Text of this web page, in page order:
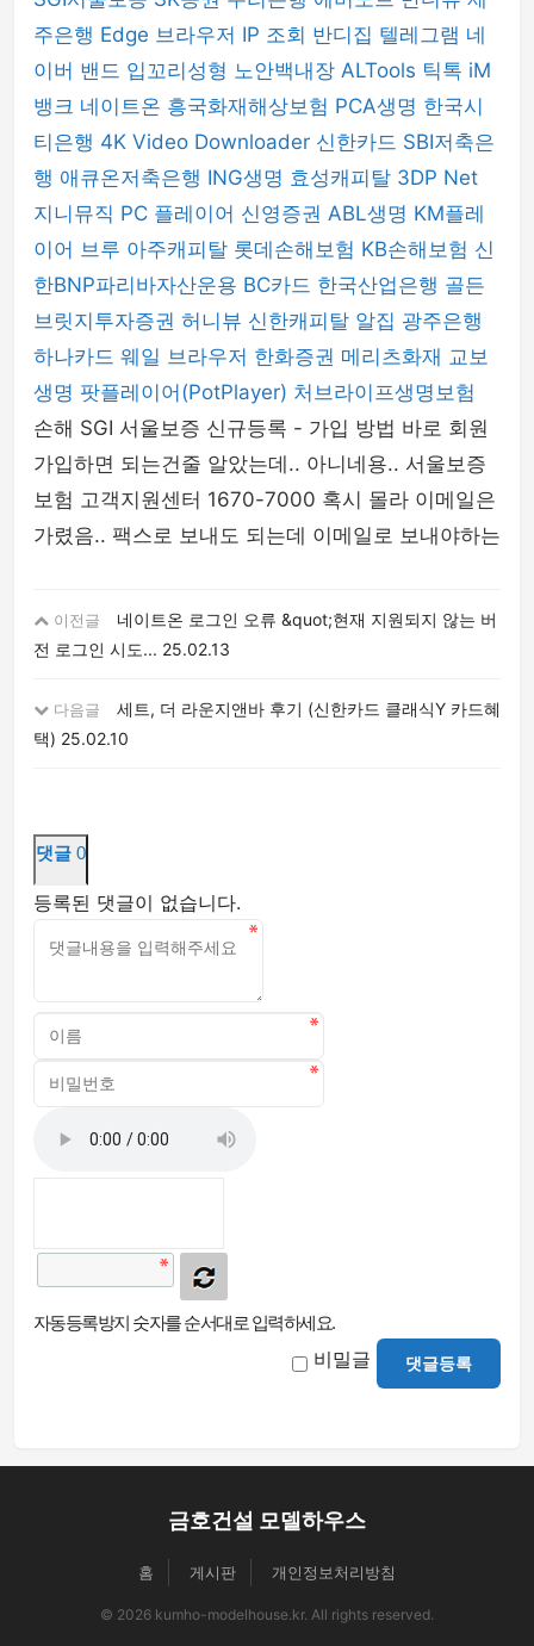
주은행 Edge 브라우저 IP 조회 반디집 텔레그램 네
이버 밴드 입꼬리성형 노안백내장 ALTools 틱톡 iM
뱅크 네이트온 흥국화재해상보험 PCA생명 한국시
티은행 4K Video Downloader 신한카드 SBI저축은
행 애큐온저축은행 ING생명 효성캐피탈 3DP Net
지니뮤직 PC 플레이어 신영증권 ABL생명 KM플레
이어 브루 아주캐피탈 롯데손해보험 KB손해보험 신
한BNP파리바자산운용 BC카드 한국산업은행 골든
브릿지투자증권 허니뷰 신한캐피탈 알집 광주은행
하나카드 웨일 브라우저 한화증권 메리츠화재 교보
생명 팟플레이어(PotPlayer) 처브라이프생명보험
손해 SGI 서울보증 신규등록 - 가입 방법 바로 회원
가입하면 되는건줄 알았는데.. 아니네용.. 서울보증
보험 고객지원센터 1670-7000 혹시 몰라 이메일은
가렸음.. 팩스로 보내도 되는데 이메일로 보내야하는
이전글
네이트온 로그인 오류 &quot;현재 지원되지 않는 버
전 로그인 시도... 25.02.13
다음글
세트, 더 라운지앤바 후기 (신한카드 클래식Y 카드혜
택) 25.02.10
댓글 0
등록된 댓글이 없습니다.
자동등록방지 숫자를 순서대로 입력하세요.
비밀글 댓글등록
금호건설 모델하우스
홈 게시판 개인정보처리방침
© 2026 kumho-modelhouse.kr. All rights reserved.